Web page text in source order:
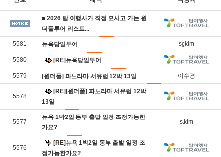
■ 2026 탑 여행사가 직접 모시고 가는 원
더풀투어 리스트​​...
5581 뉴욕당일투어 sgkim
5580 [RE]뉴욕당일투어
5579 [원더풀] 파노라마 서유럽 12박 13일 이수경
5578
[RE][원더풀] 파노라마 서유럽 12박
13일
5577
뉴욕 1박2일 동부 출발 일정 조정가능한
가요?
s.kim
5576
[RE]뉴욕 1박2일 동부 출발 일정 조
정가능한가요?